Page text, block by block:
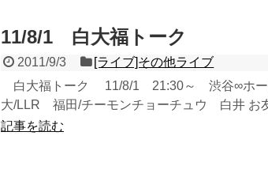
11/8/1 白大福トーク
2011/9/3
[ライブ]その他ライブ
白大福トーク 11/8/1 21:30～ 渋谷∞ホ
大/LLR 福田/チーモンチョーチュウ 白井 お
記事を読む